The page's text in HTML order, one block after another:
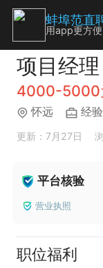
项目经
4000-5000
怀远 经
更新：7月27日
平台核验
营业执照
职位福利
蚌埠范直
用app更方便